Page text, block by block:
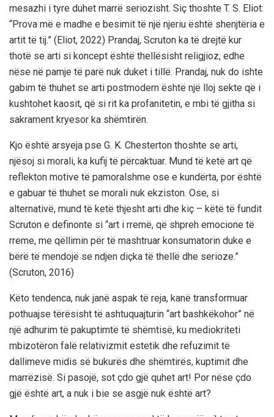
mesazhi i tyre duhet marrë seriozisht. Siç thoshte T. S. Eliot:
“Prova më e madhe e besimit të një njeriu është shenjtëria e
artit të tij.” (Eliot, 2022) Prandaj, Scruton ka të drejtë kur
thotë se arti si koncept është thellësisht religjioz, edhe
nëse në pamje të parë nuk duket i tillë. Prandaj, nuk do ishte
gabim të thuhet se arti postmodern është një lloj sekte që i
kushtohet kaosit, që si rit ka profanitetin, e mbi të gjitha si
sakrament kryesor ka shëmtirën.
Kjo është arsyeja pse G. K. Chesterton thoshte se arti,
njësoj si morali, ka kufij të përcaktuar. Mund të ketë art që
reflekton motive të pamoralshme ose e kundërta, por është
e gabuar të thuhet se morali nuk ekziston. Ose, si
alternativë, mund të ketë thjesht arti dhe kiç – këtë të fundit
Scruton e definonte si “art i rremë, që shpreh emocione të
rreme, me qëllimin për të mashtruar konsumatorin duke e
bërë të mendojë se ndjen diçka të thellë dhe serioze.”
(Scruton, 2016)
Këto tendenca, nuk janë aspak të reja, kanë transformuar
pothuajse tërësisht të ashtuquajturin “art bashkëkohor” në
një adhurim të pakuptimtë të shëmtisë, ku mediokriteti
mbizotëron falë relativizmit estetik dhe refuzimit të
dallimeve midis së bukurës dhe shëmtirës, kuptimit dhe
marrëzisë. Si pasojë, sot çdo gjë quhet art! Por nëse çdo
gjë është art, a nuk i bie se asgjë nuk është art?